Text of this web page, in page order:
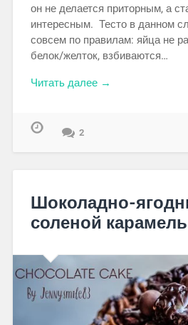
он не делается приторным, а
интересным. Тесто в данном
совсем по правилам: яйца не
белок/желток, взбиваются…
Читать далее →
2
Шоколадно-
соленой